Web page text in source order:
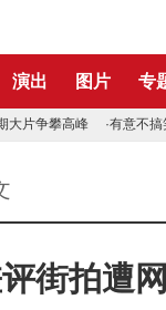
演出 图片 专
大片争攀高峰 ·有意不搞
街拍遭